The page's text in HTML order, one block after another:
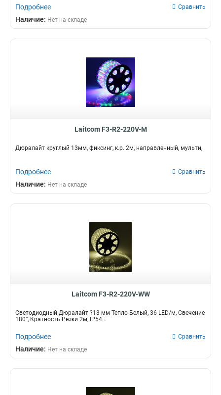
Подробнее Сравнить
Наличие: Нет на складе
Laitcom F3-R2-220V-M
Дюралайт круглый 13мм, фиксинг, к.р. 2м, направленный, мульти,
Подробнее Сравнить
Наличие: Нет на складе
Laitcom F3-R2-220V-WW
Светодиодный Дюралайт ?13 мм Тепло-Белый, 36 LED/м, Свечение
180°, Кратность Резки 2м, IP54...
Подробнее Сравнить
Наличие: Нет на складе